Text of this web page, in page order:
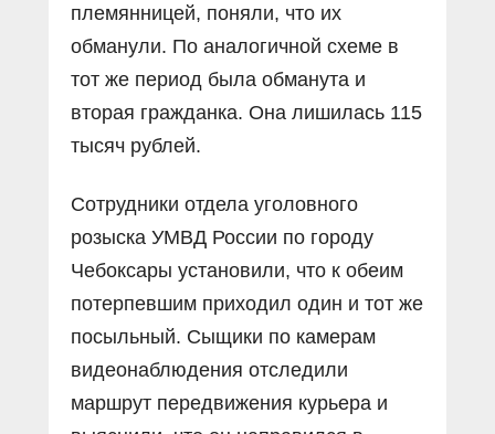
племянницей, поняли, что их
обманули. По аналогичной схеме в
тот же период была обманута и
вторая гражданка. Она лишилась 115
тысяч рублей.
Сотрудники отдела уголовного
розыска УМВД России по городу
Чебоксары установили, что к обеим
потерпевшим приходил один и тот же
посыльный. Сыщики по камерам
видеонаблюдения отследили
маршрут передвижения курьера и